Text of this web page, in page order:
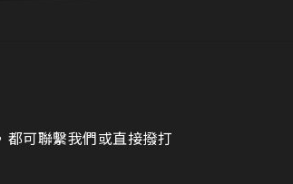
可聯繫我們或直接撥打